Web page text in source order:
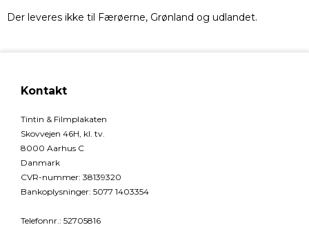
Der leveres ikke til Færøerne, Grønland og udlandet.
Kontakt
Tintin & Filmplakaten
Skovvejen 46H, kl. tv.
8000 Aarhus C
Danmark
CVR-nummer: 38139320
Bankoplysninger: 5077 1403354
Telefonnr.: 52705816